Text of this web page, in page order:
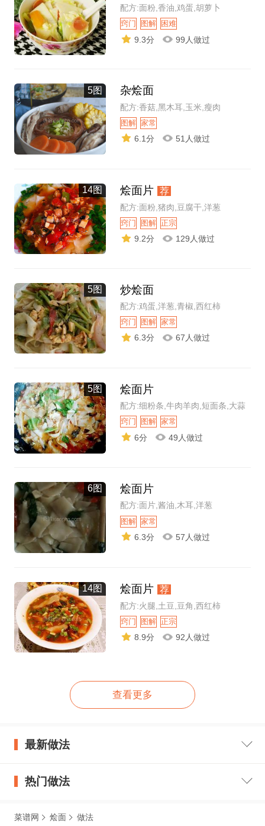
配方:面粉,香油,鸡蛋,胡萝卜
窍门 图解 困难
9.3分 99人做过
5图 杂烩面
配方:香菇,黑木耳,玉米,瘦肉
图解 家常
6.1分 51人做过
14图 烩面片 荐
配方:面粉,猪肉,豆腐干,洋葱
窍门 图解 正宗
9.2分 129人做过
5图 炒烩面
配方:鸡蛋,洋葱,青椒,西红柿
窍门 图解 家常
6.3分 67人做过
5图 烩面片
配方:细粉条,牛肉羊肉,短面条,大蒜
窍门 图解 家常
6分 49人做过
6图 烩面片
配方:面片,酱油,木耳,洋葱
图解 家常
6.3分 57人做过
14图 烩面片 荐
配方:火腿,土豆,豆角,西红柿
窍门 图解 正宗
8.9分 92人做过
查看更多
最新做法
热门做法
菜谱网 烩面 做法